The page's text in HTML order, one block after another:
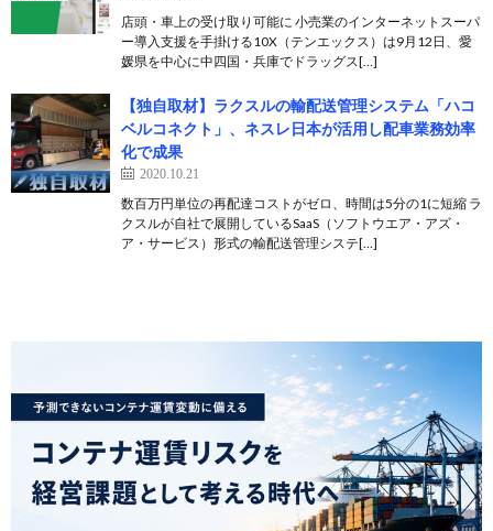
店頭・車上の受け取り可能に 小売業のインターネットスーパ
ー導入支援を手掛ける10X（テンエックス）は9月12日、愛
媛県を中心に中四国・兵庫でドラッグス[…]
【独自取材】ラクスルの輸配送管理システム「ハコ
ベルコネクト」、ネスレ日本が活用し配車業務効率
化で成果
2020.10.21
数百万円単位の再配達コストがゼロ、時間は5分の1に短縮 ラ
クスルが自社で展開しているSaaS（ソフトウエア・アズ・
ア・サービス）形式の輸配送管理システ[…]